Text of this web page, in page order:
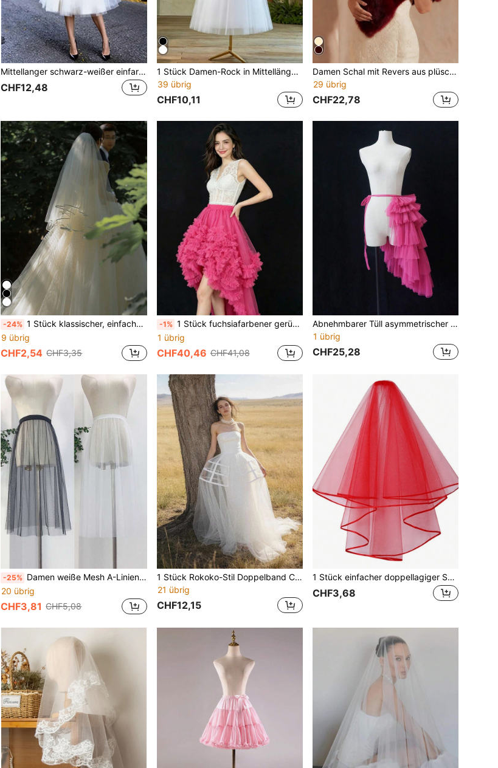
Mittellanger schwarz-weißer einfarbiger Tutu-Rock, bauschiger Ballettrock, A-Linien-Rock, Unterrock, Prinzessinnenkleid, Bubble-Rock, mehrschichtiger Mesh-Rock, Halbslip, knochenloser Slip
CHF12,48
1 Stück Damen-Rock in Mittellänge, weiß, mehrlagiger Tüll, Braut-Petticoat, geeignet für Cosplay, Abschlussball, Abendkleid und andere Anlässe. Retro-minimalistischer langer Rock
39 übrig
CHF10,11
Damen Schal mit Revers aus plüschigem, champagnerfarbenem, dickem Kunstpelz. Ein tägliches Accessoire, um Abendkleider zu wärmen.
29 übrig
CHF22,78
-24% 1 Stück klassischer, einfacher Brautschleier mit Satinkante in Weiß, Hochzeit Haarzubehör
9 übrig
CHF2,54 CHF3,35
-1% 1 Stück fuchsiafarbener gerüschter Tüllrock, 85 cm lang, mehrlagig, asymmetrischer Saum, Tortenkranz-Rock, Braut-Hochzeitskleid-Accessoire, Laufsteg-Show, Party-Lolita-Rock mit Schleppe
1 übrig
CHF40,46 CHF41,08
Abnehmbarer Tüll asymmetrischer Kuchenrock, Fuchsia, Brautkleid Accessoires, für Hochzeitskleid, Fotografie, Laufstegshow, Aufführung, Sommer, Strand
1 übrig
CHF25,28
-25% Damen weiße Mesh A-Linien Rock, einfarbige transparente Überlagerung Rock für Aufführungen, Tanz, kombiniert mit schwarzer Fütterung
20 übrig
CHF3,81 CHF5,08
1 Stück Rokoko-Stil Doppelband Cut Out Fischgräten 3-lagiger Unterrock Weiß Abschlussdesign Bankett Kostüm Mittelalter Vintage Barock Reifrock 4-lagiger Käfig-Unterrock Braut
21 übrig
CHF12,15
1 Stück einfacher doppellagiger Satin-Saum, einfarbig klassisch rot, Braut Hochzeitsschleier, Frauenkleidung für den Valentinstag, Accessoires
CHF3,68